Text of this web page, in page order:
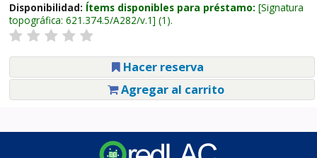
Disponibilidad: Ítems disponibles para préstamo: Signatura
topográfica: 621.374.5/A282/v.1 (1).
Hacer reserva
Agregar al carrito